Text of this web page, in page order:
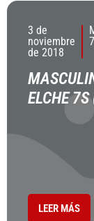
3 de
noviembre
de 2018
ELCHE
LEER MÁS